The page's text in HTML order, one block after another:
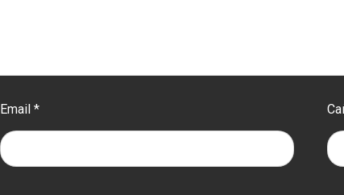
Email*